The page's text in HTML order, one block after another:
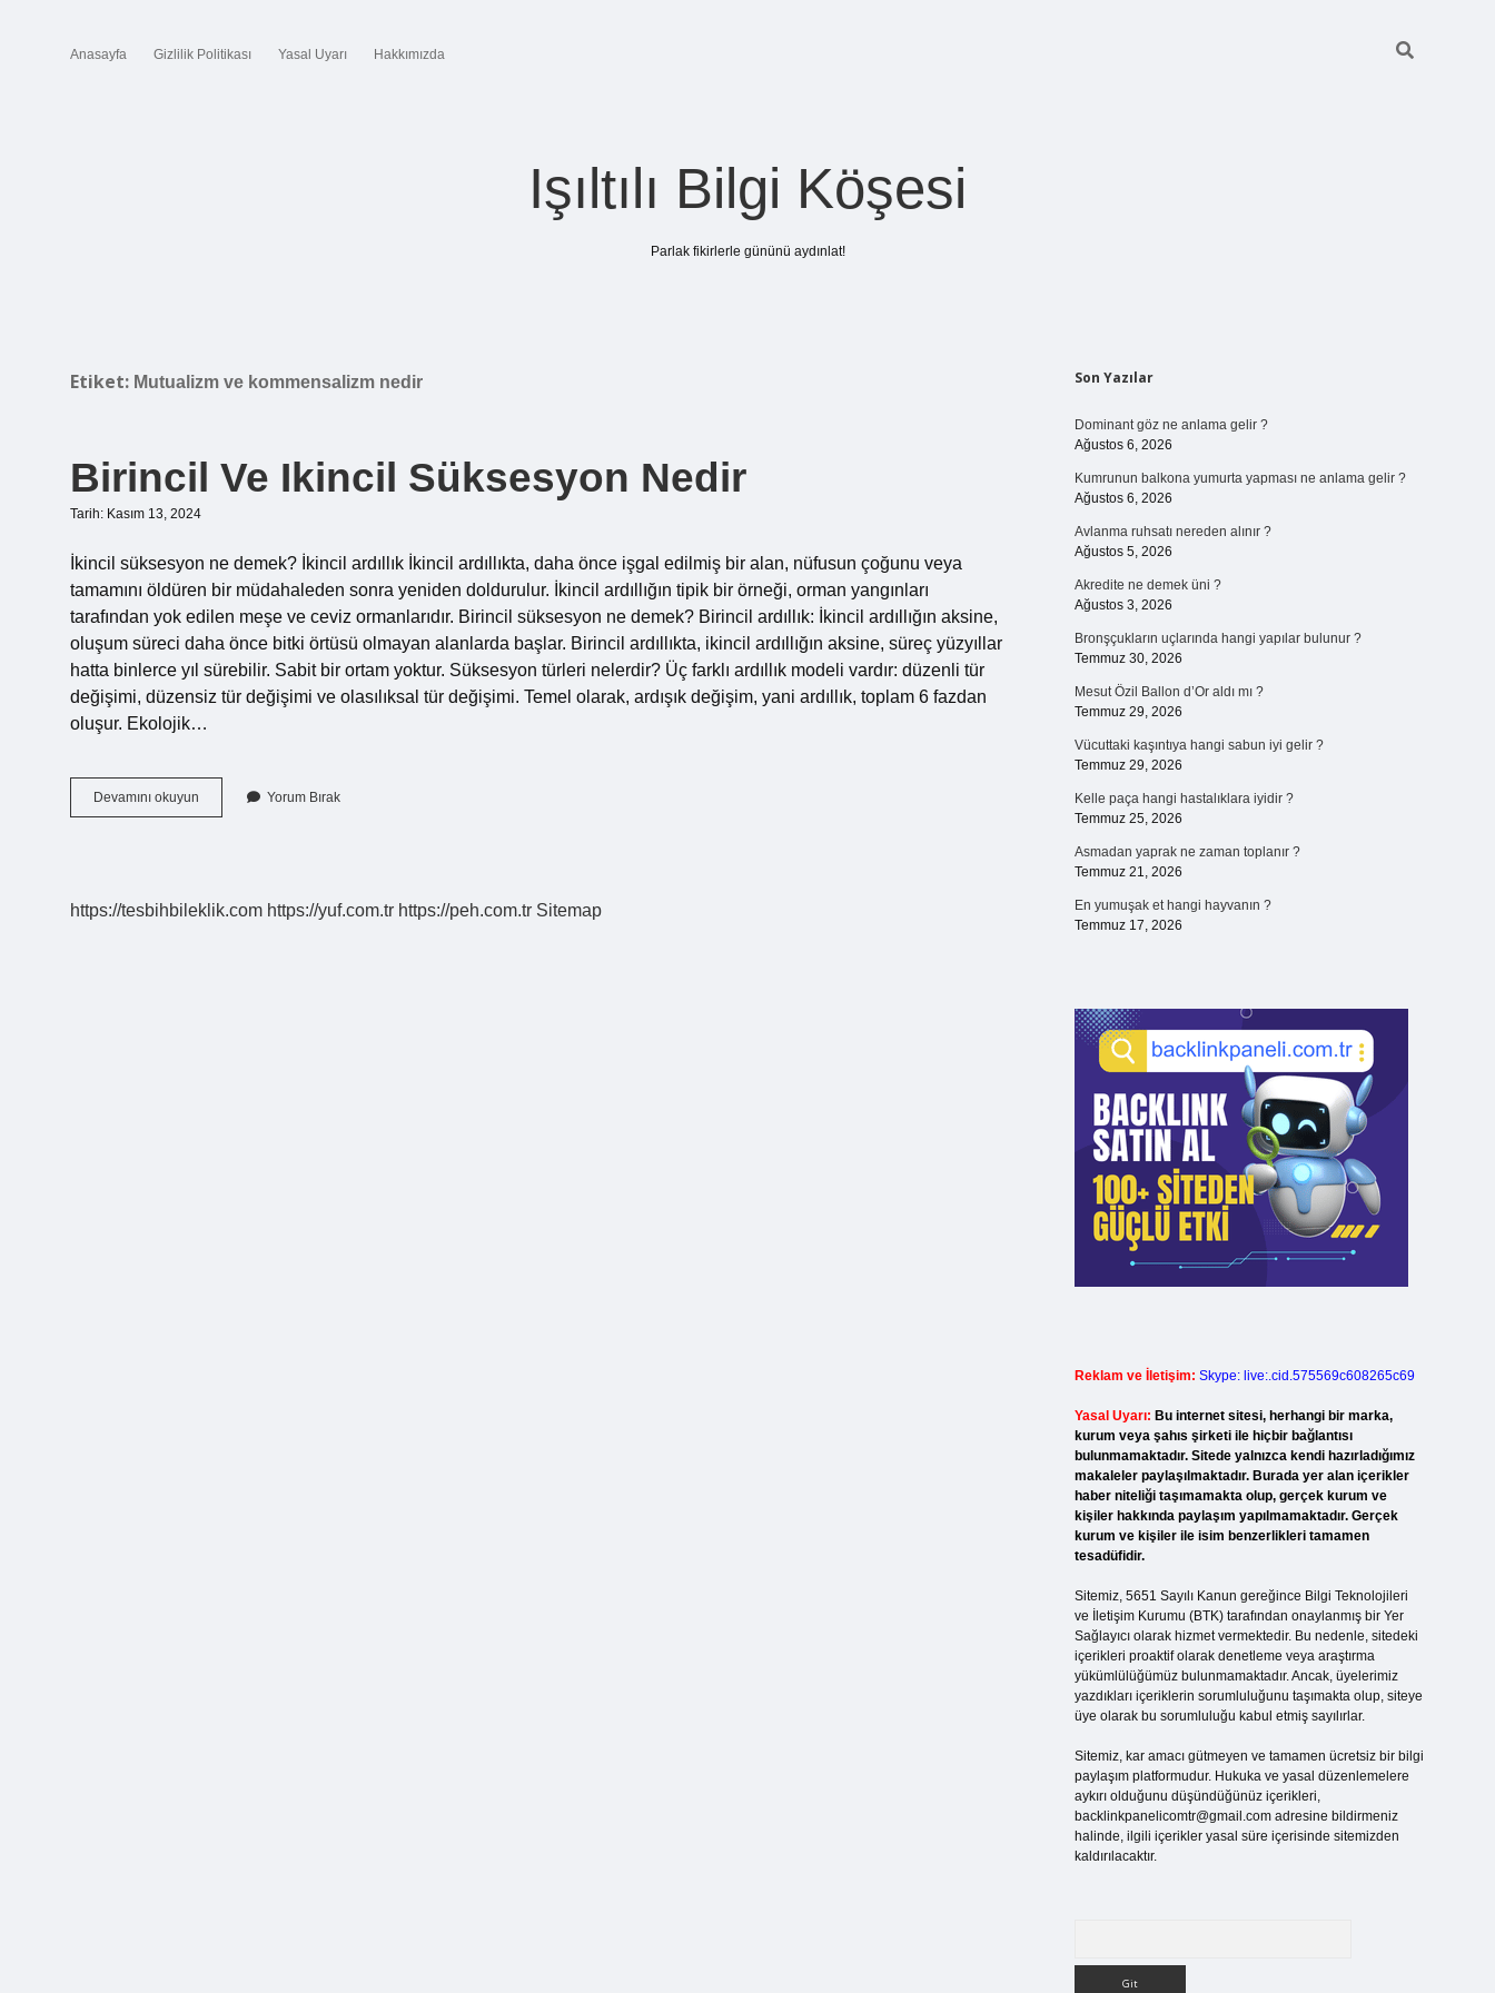
Anasayfa Gizlilik Politikası Yasal Uyarı Hakkımızda
Işıltılı Bilgi Köşesi
Parlak fikirlerle gününü aydınlat!
Etiket: Mutualizm ve kommensalizm nedir
Birincil Ve Ikincil Süksesyon Nedir
Tarih: Kasım 13, 2024
İkincil süksesyon ne demek? İkincil ardıllık İkincil ardıllıkta, daha önce işgal edilmiş bir alan, nüfusun çoğunu veya
tamamını öldüren bir müdahaleden sonra yeniden doldurulur. İkincil ardıllığın tipik bir örneği, orman yangınları
tarafından yok edilen meşe ve ceviz ormanlarıdır. Birincil süksesyon ne demek? Birincil ardıllık: İkincil ardıllığın aksine,
oluşum süreci daha önce bitki örtüsü olmayan alanlarda başlar. Birincil ardıllıkta, ikincil ardıllığın aksine, süreç yüzyıllar
hatta binlerce yıl sürebilir. Sabit bir ortam yoktur. Süksesyon türleri nelerdir? Üç farklı ardıllık modeli vardır: düzenli tür
değişimi, düzensiz tür değişimi ve olasılıksal tür değişimi. Temel olarak, ardışık değişim, yani ardıllık, toplam 6 fazdan
oluşur. Ekolojik…
Devamını okuyun
Ve
Yorum Bırak
https://tesbihbileklik.com https://yuf.com.tr https://peh.com.tr Sitemap
Sidebar
Son Yazılar
Dominant göz ne anlama gelir ?
Ağustos 6, 2026
Kumrunun balkona yumurta yapması ne anlama gelir ?
Ağustos 6, 2026
Avlanma ruhsatı nereden alınır ?
Ağustos 5, 2026
Akredite ne demek üni ?
Ağustos 3, 2026
Bronşçukların uçlarında hangi yapılar bulunur ?
Temmuz 30, 2026
Mesut Özil Ballon d’Or aldı mı ?
Temmuz 29, 2026
Vücuttaki kaşıntıya hangi sabun iyi gelir ?
Temmuz 29, 2026
Kelle paça hangi hastalıklara iyidir ?
Temmuz 25, 2026
Asmadan yaprak ne zaman toplanır ?
Temmuz 21, 2026
En yumuşak et hangi hayvanın ?
Temmuz 17, 2026
Reklam ve İletişim: Skype: live:.cid.575569c608265c69
Yasal Uyarı: Bu internet sitesi, herhangi bir marka,
kurum veya şahıs şirketi ile hiçbir bağlantısı
bulunmamaktadır. Sitede yalnızca kendi hazırladığımız
makaleler paylaşılmaktadır. Burada yer alan içerikler
haber niteliği taşımamakta olup, gerçek kurum ve
kişiler hakkında paylaşım yapılmamaktadır. Gerçek
kurum ve kişiler ile isim benzerlikleri tamamen
tesadüfidir.
Sitemiz, 5651 Sayılı Kanun gereğince Bilgi Teknolojileri
ve İletişim Kurumu (BTK) tarafından onaylanmış bir Yer
Sağlayıcı olarak hizmet vermektedir. Bu nedenle, sitedeki
içerikleri proaktif olarak denetleme veya araştırma
yükümlülüğümüz bulunmamaktadır. Ancak, üyelerimiz
yazdıkları içeriklerin sorumluluğunu taşımakta olup, siteye
üye olarak bu sorumluluğu kabul etmiş sayılırlar.
Sitemiz, kar amacı gütmeyen ve tamamen ücretsiz bir bilgi
paylaşım platformudur. Hukuka ve yasal düzenlemelere
aykırı olduğunu düşündüğünüz içerikleri,
backlinkpanelicomtr@gmail.comadresine bildirmeniz
halinde, ilgili içerikler yasal süre içerisinde sitemizden
kaldırılacaktır.